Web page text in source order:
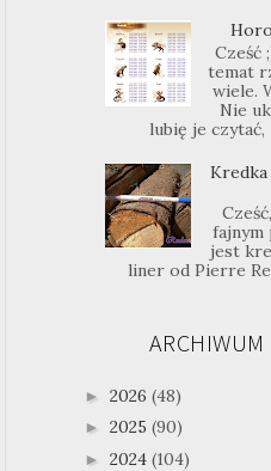
Cześć
temat
wiele.
Nie
lubię je czytać,
fajnym
jest
liner od Pierre
ARCHIWUM
► 2026 (48)
► 2025 (90)
► 2024 (104)